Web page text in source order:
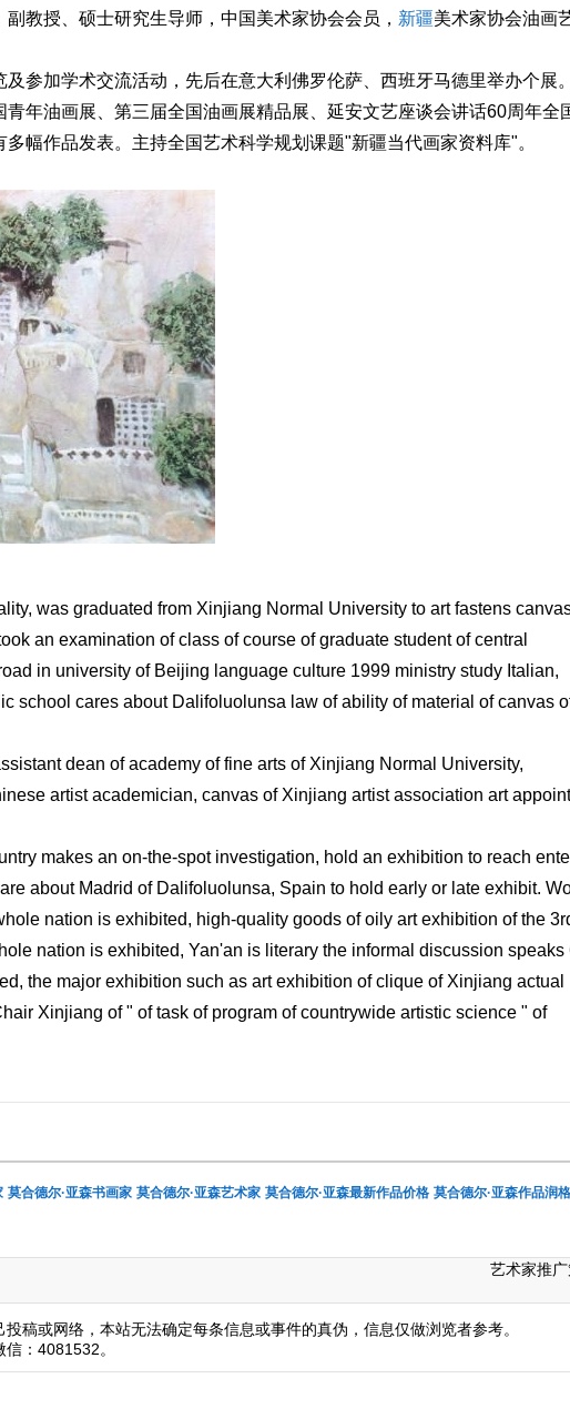
教授、硕士研究生导师，中国美术家协会会员， 新疆美术家协会油画
参加学术交流活动，先后在意大利佛罗伦萨、西班牙马德里举办个展
年油画展、第三届全国油画展精品展、延安文艺座谈会讲话60周年全
幅作品发表。主持全国艺术科学规划课题"新疆当代画家资料库"。
was graduated from Xinjiang Normal University to art fastens
an examination of class of course of graduate student of central
in university of Beijing language culture 1999 ministry study Italian,
school cares about Dalifoluolunsa law of ability of material of canvas
dean of academy of fine arts of Xinjiang Normal University,
artist academician, canvas of Xinjiang artist association art appoint
makes an on-the-spot investigation, hold an exhibition to reach
about Madrid of Dalifoluolunsa, Spain to hold early or late exhibit.
nation is exhibited, high-quality goods of oily art exhibition of the
nation is exhibited, Yan'an is literary the informal discussion speaks
the major exhibition such as art exhibition of clique of Xinjiang actual
Xinjiang of " of task of program of countrywide artistic science " of
莫合德尔·亚森书画家 莫合德尔·亚森艺术家 莫合德尔·亚森最新作品价格 莫合德尔·亚森作品润格
艺术家推广
稿或网络，本站无法确定每条信息或事件的真伪，信息仅做浏览者参考。
：4081532。